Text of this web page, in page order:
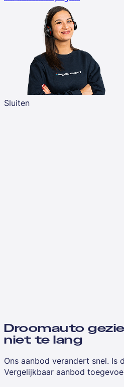
Sluiten
Droomauto
niet te lang
Ons aanbod verandert snel. Is
Vergelijkbaar aanbod